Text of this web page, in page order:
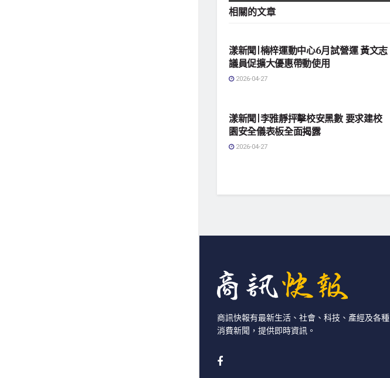
相關的文章
漾新聞|楠梓運動中心6月試營運 黃文志
議員促擴大優惠帶動使用
2026-04-27
漾新聞|李雅靜抨擊校安黑數 要求建校
園安全儀表板全面揭露
2026-04-27
商訊快報有最新生活、社會、科技、產經及各種
消費新聞，提供即時資訊。